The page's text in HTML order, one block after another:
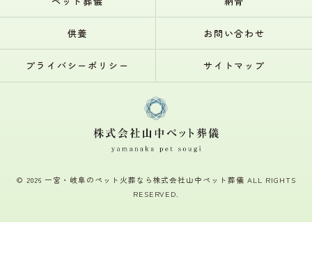
供養 お問い合わせ
プライバシーポリシー サイトマップ
© 2026 一宮・岐阜のペット火葬なら株式会社山中ペット葬儀 ALL RIGHTS
RESERVED.